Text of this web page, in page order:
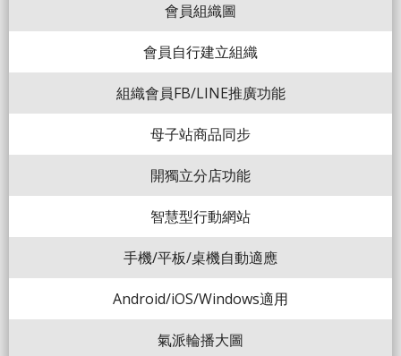
會員組織圖
會員自行建立組織
組織會員FB/LINE推廣功能
母子站商品同步
開獨立分店功能
智慧型行動網站
手機/平板/桌機自動適應
Android/iOS/Windows適用
氣派輪播大圖